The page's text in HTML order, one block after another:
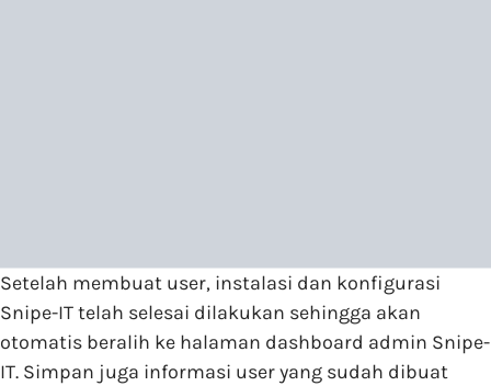
Setelah membuat user, instalasi dan konfigurasi
Snipe-IT telah selesai dilakukan sehingga akan
otomatis beralih ke halaman dashboard admin Snipe-
IT. Simpan juga informasi user yang sudah dibuat